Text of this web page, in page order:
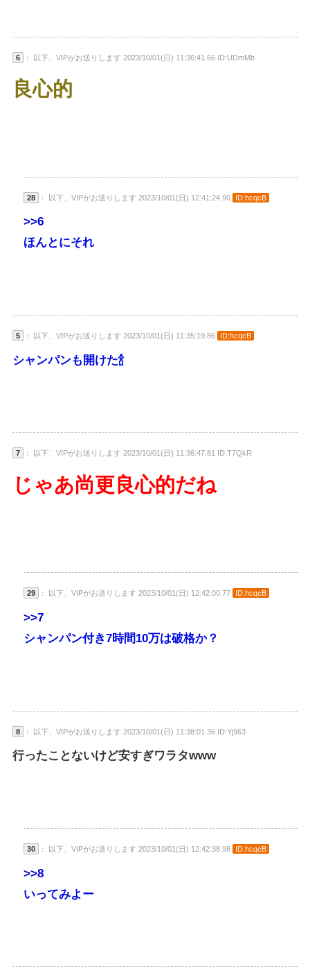
6 ： 以下、VIPがお送りします 2023/10/01(日) 11:36:41.66 ID:UDmMb
良心的
28 ： 以下、VIPがお送りします 2023/10/01(日) 12:41:24.90 ID:hcqcB
>>6
ほんとにそれ
5 ： 以下、VIPがお送りします 2023/10/01(日) 11:35:19.86 ID:hcqcB
シャンパンも開けた🍾
7 ： 以下、VIPがお送りします 2023/10/01(日) 11:36:47.81 ID:T7QkR
じゃあ尚更良心的だね
29 ： 以下、VIPがお送りします 2023/10/01(日) 12:42:00.77 ID:hcqcB
>>7
シャンパン付き7時間10万は破格か？
8 ： 以下、VIPがお送りします 2023/10/01(日) 11:38:01.36 ID:Yj963
行ったことないけど安すぎワラタwww
30 ： 以下、VIPがお送りします 2023/10/01(日) 12:42:38.98 ID:hcqcB
>>8
いってみよー